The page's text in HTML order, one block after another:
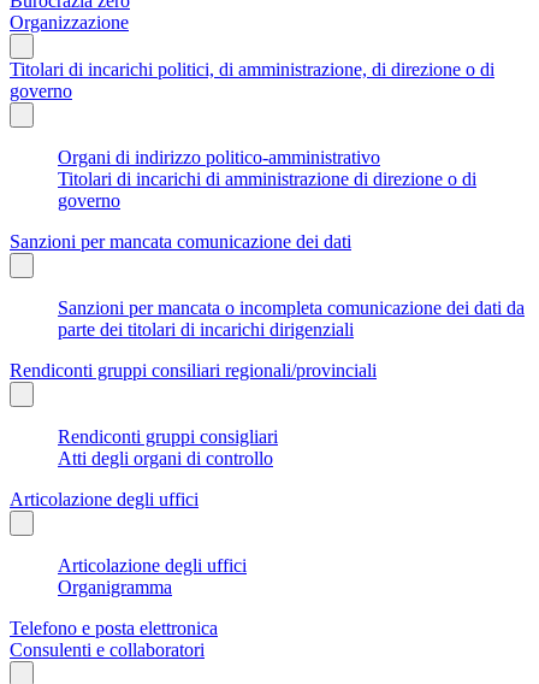
Organizzazione
Titolari di incarichi politici, di amministrazione, di direzione o di
governo
Organi di indirizzo politico-amministrativo
Titolari di incarichi di amministrazione di direzione o di
governo
Sanzioni per mancata comunicazione dei dati
Sanzioni per mancata o incompleta comunicazione dei dati da
parte dei titolari di incarichi dirigenziali
Rendiconti gruppi consiliari regionali/provinciali
Rendiconti gruppi consigliari
Atti degli organi di controllo
Articolazione degli uffici
Articolazione degli uffici
Organigramma
Telefono e posta elettronica
Consulenti e collaboratori